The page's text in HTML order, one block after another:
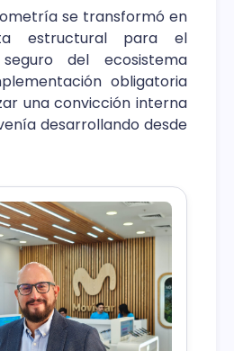
se transformó en
estructural para el
del ecosistema
obligatoria
una convicción interna
desarrollando desde